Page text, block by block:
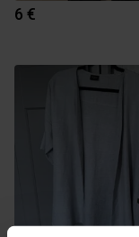
6 €